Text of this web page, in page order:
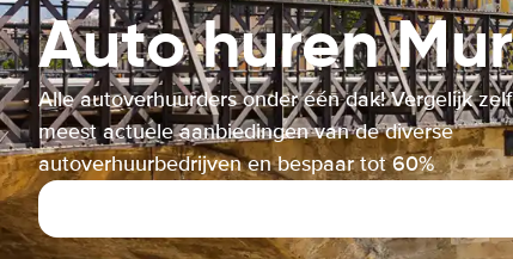
Auto huren
Alle autoverhuurders onder één dak! Vergelijk
meest actuele aanbiedingen van de diverse
autoverhuurbedrijven en bespaar tot 60%